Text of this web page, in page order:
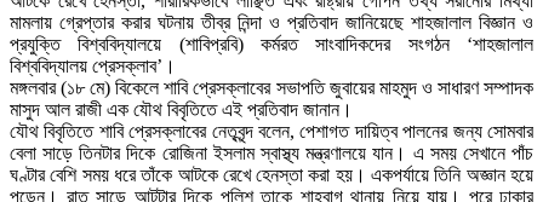
মামলায় গ্রেপ্তার করার ঘটনায় তীব্র নিন্দা ও প্রতিবাদ জানিয়েছে শাহজালাল বিজ্ঞান ও
প্রযুক্তি বিশ্ববিদ্যালয়ে (শাবিপ্রবি) কর্মরত সাংবাদিকদের সংগঠন ‘শাহজালাল
বিশ্ববিদ্যালয় প্রেসক্লাব’।
মঙ্গলবার (১৮ মে) বিকেলে শাবি প্রেসক্লাবের সভাপতি জুবায়ের মাহমুদ ও সাধারণ সম্পাদক
মাসুদ আল রাজী এক যৌথ বিবৃতিতে এই প্রতিবাদ জানান।
যৌথ বিবৃতিতে শাবি প্রেসক্লাবের নেতৃবৃন্দ বলেন, পেশাগত দায়িত্ব পালনের জন্য সোমবার
বেলা সাড়ে তিনটার দিকে রোজিনা ইসলাম স্বাস্থ্য মন্ত্রণালয়ে যান। এ সময় সেখানে পাঁচ
ঘণ্টার বেশি সময় ধরে তাঁকে আটকে রেখে হেনস্তা করা হয়। একপর্যায়ে তিনি অজ্ঞান হয়ে
পড়েন। রাত সাড়ে আটটার দিকে পুলিশ তাকে শাহবাগ থানায় নিয়ে যায়। পরে ঢাকার